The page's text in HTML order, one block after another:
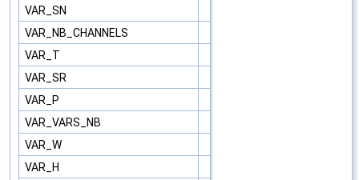
VAR_SN
VAR_NB_CHANNELS
VAR_T
VAR_SR
VAR_P
VAR_VARS_NB
VAR_W
VAR_H